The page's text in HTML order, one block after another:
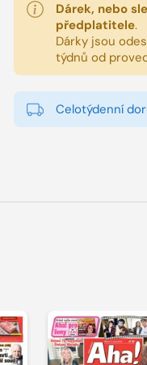
Dárek, nebo
předplatitele.
Dárky jsou
týdnů od
Celotýdenní